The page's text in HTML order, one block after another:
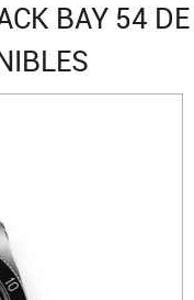
BAY 54 DE